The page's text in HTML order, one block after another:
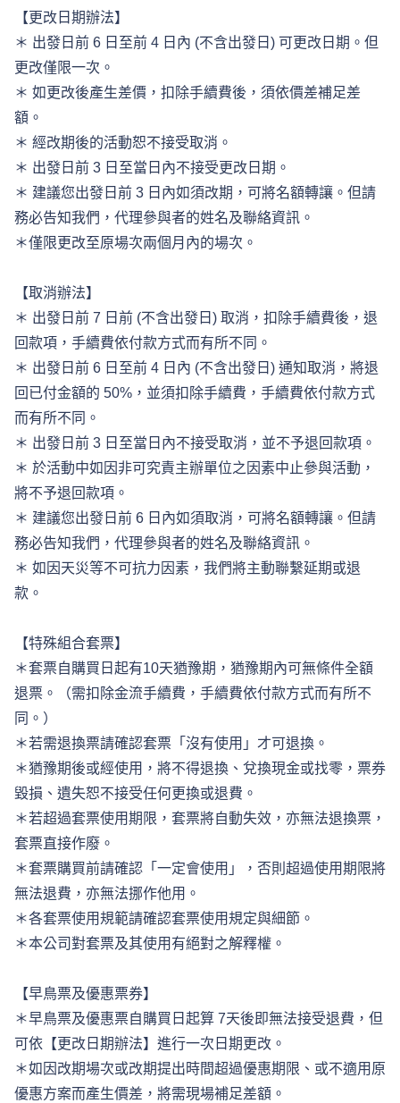
【更改日期辦法】
＊ 出發日前 6 日至前 4 日內 (不含出發日) 可更改日期。但
更改僅限一次。
＊ 如更改後產生差價，扣除手續費後，須依價差補足差
額。
＊ 經改期後的活動恕不接受取消。
＊ 出發日前 3 日至當日內不接受更改日期。
＊ 建議您出發日前 3 日內如須改期，可將名額轉讓。但請
務必告知我們，代理參與者的姓名及聯絡資訊。
＊僅限更改至原場次兩個月內的場次。
【取消辦法】
＊ 出發日前 7 日前 (不含出發日) 取消，扣除手續費後，退
回款項，手續費依付款方式而有所不同。
＊ 出發日前 6 日至前 4 日內 (不含出發日) 通知取消，將退
回已付金額的 50%，並須扣除手續費，手續費依付款方式
而有所不同。
＊ 出發日前 3 日至當日內不接受取消，並不予退回款項。
＊ 於活動中如因非可究責主辦單位之因素中止參與活動，
將不予退回款項。
＊ 建議您出發日前 6 日內如須取消，可將名額轉讓。但請
務必告知我們，代理參與者的姓名及聯絡資訊。
＊ 如因天災等不可抗力因素，我們將主動聯繫延期或退
款。
【特殊組合套票】
＊套票自購買日起有10天猶豫期，猶豫期內可無條件全額
退票。（需扣除金流手續費，手續費依付款方式而有所不
同。）
＊若需退換票請確認套票「沒有使用」才可退換。
＊猶豫期後或經使用，將不得退換、兌換現金或找零，票券
毀損、遺失恕不接受任何更換或退費。
＊若超過套票使用期限，套票將自動失效，亦無法退換票，
套票直接作廢。
＊套票購買前請確認「一定會使用」，否則超過使用期限將
無法退費，亦無法挪作他用。
＊各套票使用規範請確認套票使用規定與細節。
＊本公司對套票及其使用有絕對之解釋權。
【早鳥票及優惠票券】
＊早鳥票及優惠票自購買日起算 7天後即無法接受退費，但
可依【更改日期辦法】進行一次日期更改。
＊如因改期場次或改期提出時間超過優惠期限、或不適用原
優惠方案而產生價差，將需現場補足差額。